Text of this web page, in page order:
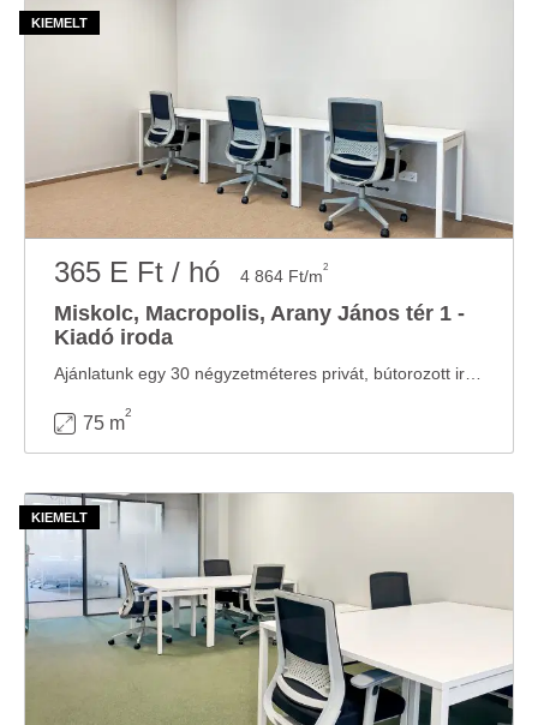
365 E Ft / hó 4 864 Ft/m2
Miskolc, Macropolis, Arany János tér 1 -
Kiadó iroda
75 m
2